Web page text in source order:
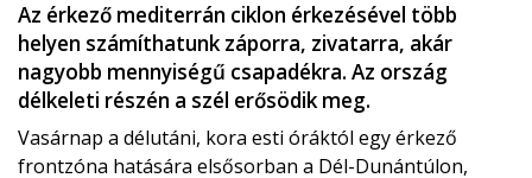
Az érkező mediterrán ciklon érkezésével több
helyen számíthatunk záporra, zivatarra, akár
nagyobb mennyiségű csapadékra. Az ország
délkeleti részén a szél erősödik meg.
Vasárnap a délutáni, kora esti óráktól egy érkező
frontzóna hatására elsősorban a Dél-Dunántúlon,